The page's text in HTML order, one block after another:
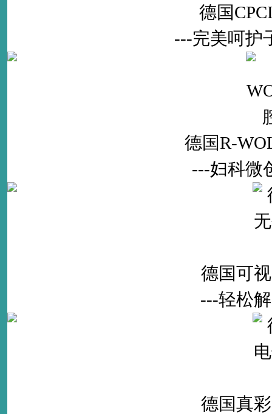
德国
---完美呵护
德国R-
---妇科微
德国可
---轻松
德国真